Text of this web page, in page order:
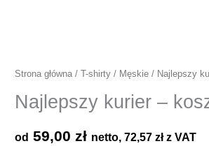
Strona główna /T-shirty / Męskie / Najlepszy
Najlepszy kurier –
od 59,00zł netto,72,57złz VAT